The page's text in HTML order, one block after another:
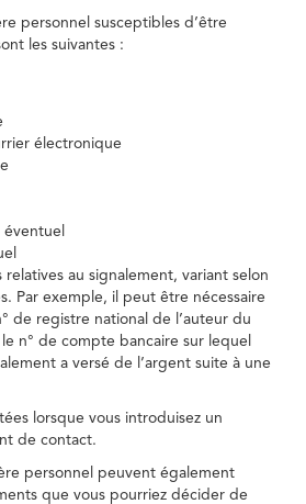
personnel susceptibles d’être
les suivantes :
électronique
éventuel
au signalement, variant selon
Par exemple, il peut être nécessaire
de registre national de l’auteur du
n° de compte bancaire sur lequel
a versé de l’argent suite à une
lorsque vous introduisez un
de contact.
personnel peuvent également
que vous pourriez décider de